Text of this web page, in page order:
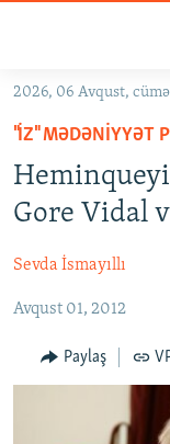
Əsas
qayıt
Əsas
naviqasiyaya
qayıt
Axtarışa
GÜNDƏM
KORRUPSIOMETR
FƏRQƏ BAX
QANUNI DOĞRU
ARAŞDIRMA
RADIO ARXIV
2026, 06 Avqust, cümə
"İZ" MƏDƏNIYYƏT
Heminqueyi
Gore Vidal
Sevda İsmayıllı
Avqust 01, 2012
Paylaş